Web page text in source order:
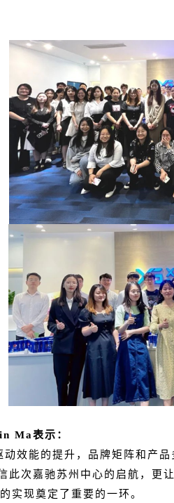
Ma表示：
动效能的提升，品牌矩阵和产
此次嘉驰苏州中心的启航，更
实现奠定了重要的一环。